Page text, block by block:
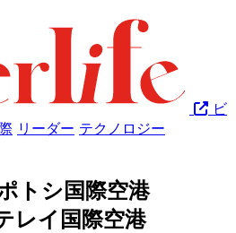
ビ
リーダー テクノロジー
トシ国際空港
レイ国際空港